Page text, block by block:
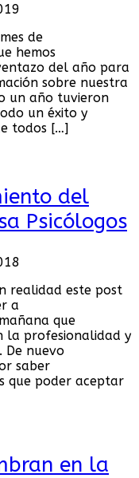
de
hemos
del año para
sobre nuestra
un año tuvieron
un éxito y
todos […]
del
Psicólogos
realidad este post
a
que
la profesionalidad y
De nuevo
saber
que poder aceptar
en la